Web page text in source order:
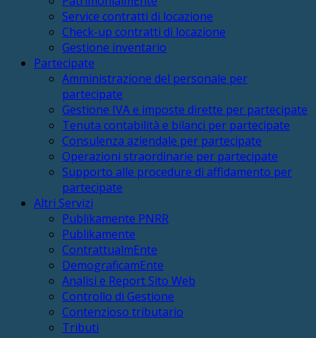
Service contratti di locazione
Check-up contratti di locazione
Gestione inventario
Partecipate
Amministrazione del personale per
partecipate
Gestione IVA e imposte dirette per partecipate
Tenuta contabilità e bilanci per partecipate
Consulenza aziendale per partecipate
Operazioni straordinarie per partecipate
Supporto alle procedure di affidamento per
partecipate
Altri Servizi
Publikamente PNRR
Publikamente
ContrattualmEnte
DemograficamEnte
Analisi e Report Sito Web
Controllo di Gestione
Contenzioso tributario
Tributi